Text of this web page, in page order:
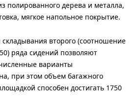
полированного дерева и металла,
мягкое напольное покрытие.
второго (соотношение
ряда сидений позволяют
варианты
при этом объем багажного
способен достигать 1750